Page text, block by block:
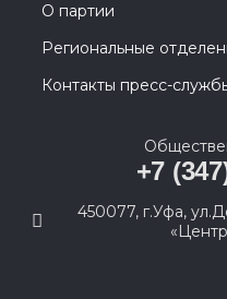
О партии
Региональные
Контакты пресс-
+7
450077, г.Уфа,